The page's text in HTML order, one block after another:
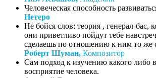
Человеческая способность
Нетеро
Не бойся слов: теория , генерал-бас,
они приветливо пойдут тебе
сделаешь по отношению к ним то же
Роберт Шуман, Композитор
Сам подход к изучению какого либо
восприятие человека.